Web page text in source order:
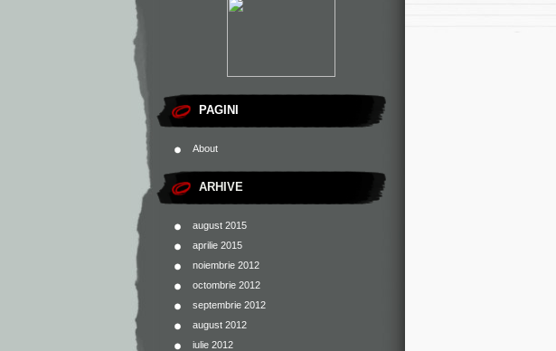
PAGINI
About
ARHIVE
august 2015
aprilie 2015
noiembrie 2012
octombrie 2012
septembrie 2012
august 2012
iulie 2012